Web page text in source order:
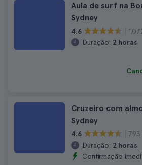
Aula de surf na
Sydney
4.6
Duração: 2 horas
Cruzeiro com
Sydney
4.6
793
Duração: 2 horas
Confirmação